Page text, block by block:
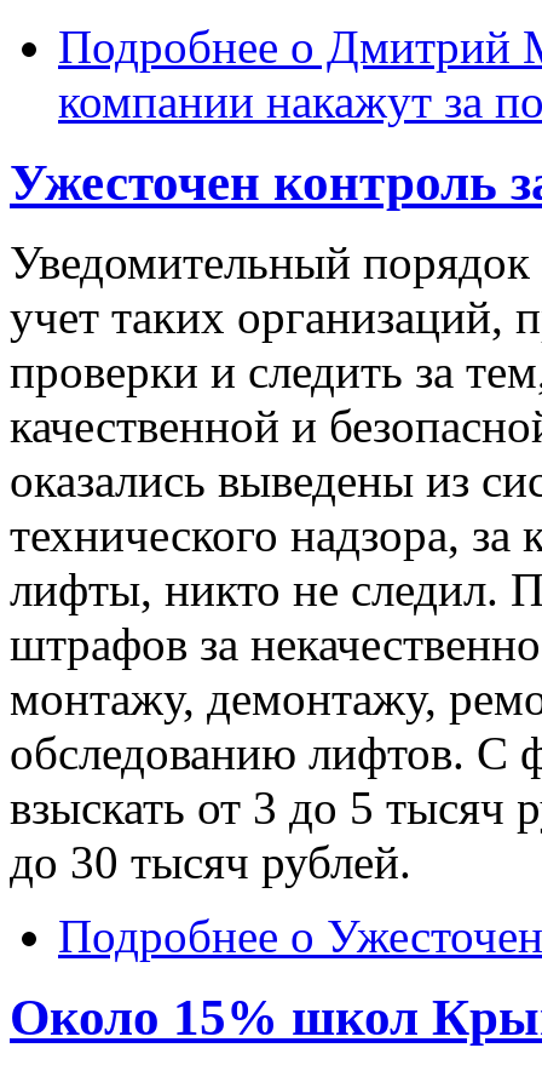
Подробнее о Дмитрий
компании накажут за
Ужесточен контроль
Уведомительный порядок
учет таких организаций,
проверки и следить за
качественной и
оказались выведены из
технического надзора,
лифты, никто не следил.
штрафов за
монтажу, демонтажу,
обследованию лифтов. С
взыскать от 3 до 5 тысяч
до 30 тысяч рублей.
Подробнее о
Около 15% школ